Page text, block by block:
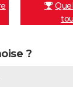
?